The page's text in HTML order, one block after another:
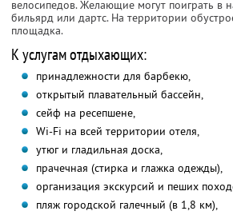
велосипедов. Желающие могут поиграть в
бильярд или дартс. На территории
площадка.
К услугам отдыхающих:
принадлежности для барбекю,
открытый плавательный бассейн,
сейф на ресепшене,
Wi-Fi на всей территории отеля,
утюг и гладильная доска,
прачечная (стирка и глажка одежды),
организация экскурсий и пеших
пляж городской галечный (в 1,8 км),